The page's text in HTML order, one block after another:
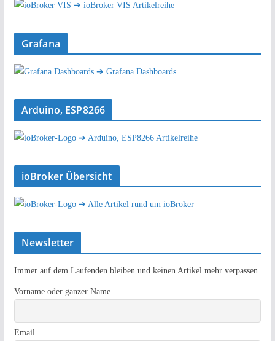
➔ ioBroker VIS Artikelreihe
Grafana
➔ Grafana Dashboards
Arduino, ESP8266
➔ Arduino, ESP8266 Artikelreihe
ioBroker Übersicht
➔ Alle Artikel rund um ioBroker
Newsletter
Immer auf dem Laufenden bleiben und keinen Artikel mehr verpassen.
Vorname oder ganzer Name
Email